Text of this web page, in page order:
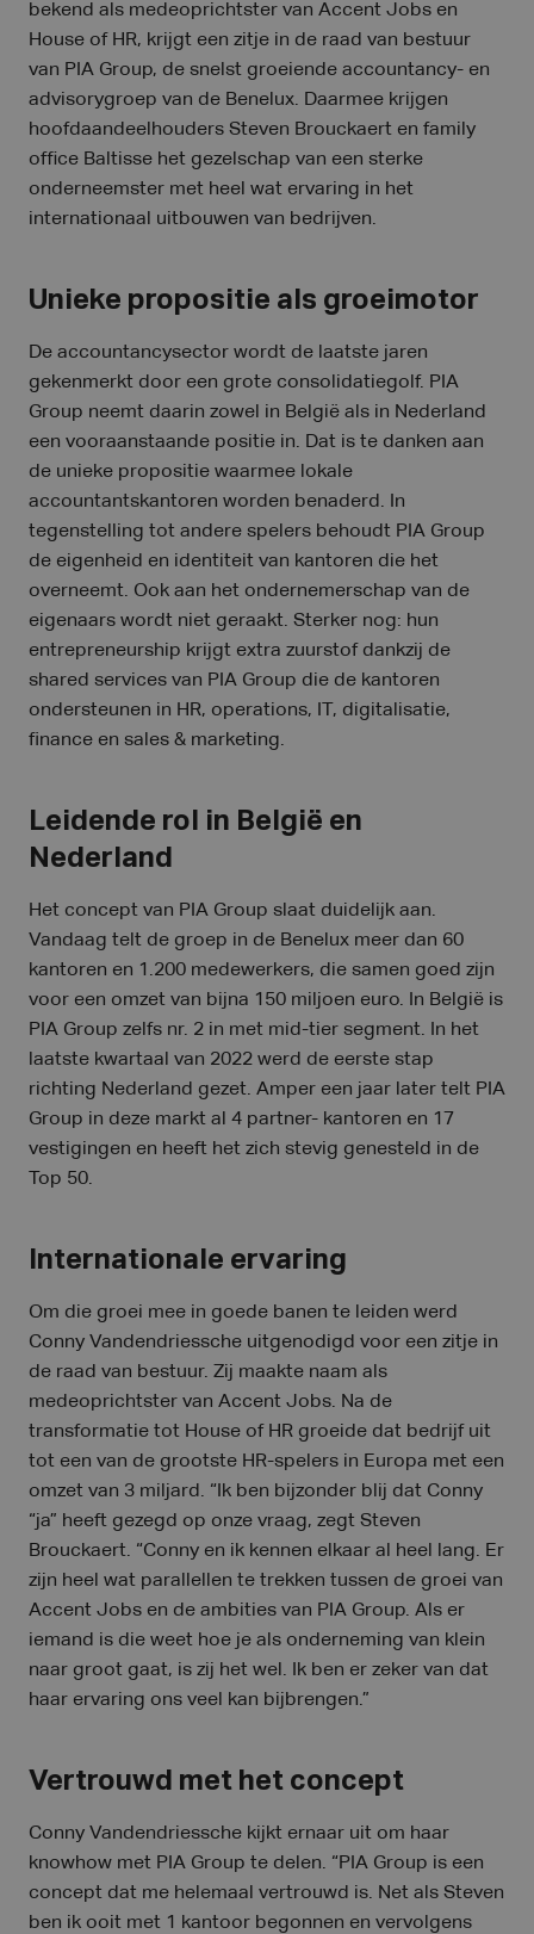
bekend als medeoprichtster van Accent Jobs en
House of HR, krijgt een zitje in de raad van bestuur
van PIA Group, de snelst groeiende accountancy- en
advisorygroep van de Benelux. Daarmee krijgen
hoofdaandeelhouders Steven Brouckaert en family
office Baltisse het gezelschap van een sterke
onderneemster met heel wat ervaring in het
internationaal uitbouwen van bedrijven.
Unieke propositie als groeimotor
De accountancysector wordt de laatste jaren
gekenmerkt door een grote consolidatiegolf. PIA
Group neemt daarin zowel in België als in Nederland
een vooraanstaande positie in. Dat is te danken aan
de unieke propositie waarmee lokale
accountantskantoren worden benaderd. In
tegenstelling tot andere spelers behoudt PIA Group
de eigenheid en identiteit van kantoren die het
overneemt. Ook aan het ondernemerschap van de
eigenaars wordt niet geraakt. Sterker nog: hun
entrepreneurship krijgt extra zuurstof dankzij de
shared services van PIA Group die de kantoren
ondersteunen in HR, operations, IT, digitalisatie,
finance en sales & marketing.
Leidende rol in België en
Nederland
Het concept van PIA Group slaat duidelijk aan.
Vandaag telt de groep in de Benelux meer dan 60
kantoren en 1.200 medewerkers, die samen goed zijn
voor een omzet van bijna 150 miljoen euro. In België is
PIA Group zelfs nr. 2 in met mid-tier segment. In het
laatste kwartaal van 2022 werd de eerste stap
richting Nederland gezet. Amper een jaar later telt PIA
Group in deze markt al 4 partner- kantoren en 17
vestigingen en heeft het zich stevig genesteld in de
Top 50.
Internationale ervaring
Om die groei mee in goede banen te leiden werd
Conny Vandendriessche uitgenodigd voor een zitje in
de raad van bestuur. Zij maakte naam als
medeoprichtster van Accent Jobs. Na de
transformatie tot House of HR groeide dat bedrijf uit
tot een van de grootste HR-spelers in Europa met een
omzet van 3 miljard. “Ik ben bijzonder blij dat Conny
“ja” heeft gezegd op onze vraag, zegt Steven
Brouckaert. “Conny en ik kennen elkaar al heel lang. Er
zijn heel wat parallellen te trekken tussen de groei van
Accent Jobs en de ambities van PIA Group. Als er
iemand is die weet hoe je als onderneming van klein
naar groot gaat, is zij het wel. Ik ben er zeker van dat
haar ervaring ons veel kan bijbrengen.”
Vertrouwd met het concept
Conny Vandendriessche kijkt ernaar uit om haar
knowhow met PIA Group te delen. “PIA Group is een
concept dat me helemaal vertrouwd is. Net als Steven
ben ik ooit met 1 kantoor begonnen en vervolgens